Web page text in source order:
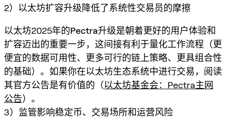
2）以太坊扩容升级降低了系统性交易员的摩擦
以太坊2025年的Pectra升级是朝着更好的用户体验和
扩容迈出的重要一步，这间接有利于量化工作流程（更
便宜的数据可用性、更多可行的链上策略、更具组合性
的基础）。如果你在以太坊生态系统中进行交易，阅读
其官方公告是有价值的（以太坊基金会：Pectra主网
公告）。
3）监管影响稳定币、交易场所和运营风险